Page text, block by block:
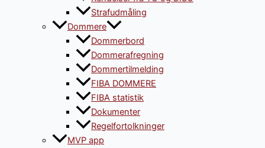
Strafudmåling
Dommere
Dommerbord
Dommerafregning
Dommertilmelding
FIBA DOMMERE
FIBA statistik
Dokumenter
Regelfortolkninger
MVP app